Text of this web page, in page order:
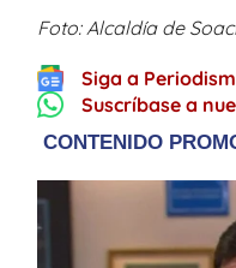
Foto: Alcaldía de
Siga a
Suscríbase a